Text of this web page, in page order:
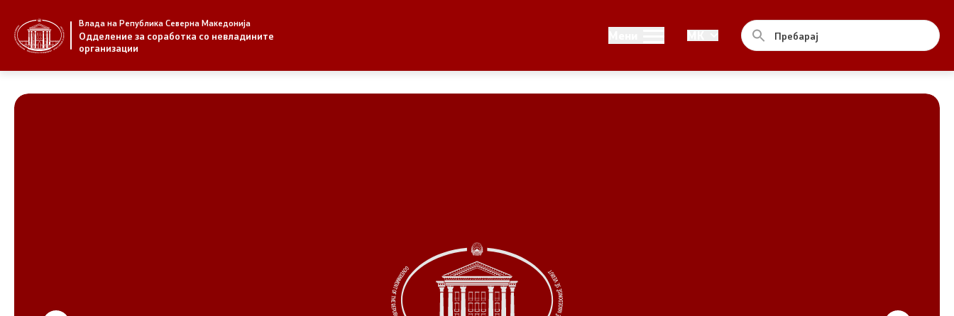
Влада на Република Северна Македонија
Одделение за соработка со невладините
организации
За нас Совет
Регистар
Финансиска поддршка
Прегледи